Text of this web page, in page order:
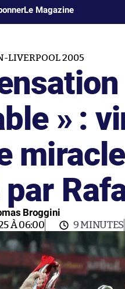
Le Magazine
LIVERPOOL 2005
» :
Broggini
À 06:00 9 MINUTES